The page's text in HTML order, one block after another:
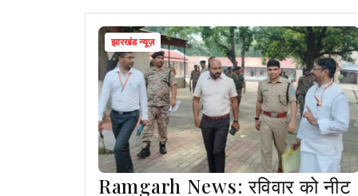
झारखंड न्यूज़
Ramgarh News: रविवार को नीट